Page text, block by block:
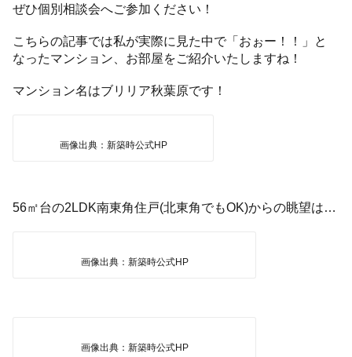
ぜひ個別相談会へご参加ください！
こちらの記事では私が実際に見た中で「おぉー！！」と
なったマンション、お部屋をご紹介いたしますね！
マンション名はブリリア秋葉原です！
画像出典：新築時公式HP
56㎡台の2LDK南東角住戸(北東角でもOK)からの眺望は…
画像出典：新築時公式HP
画像出典：新築時公式HP